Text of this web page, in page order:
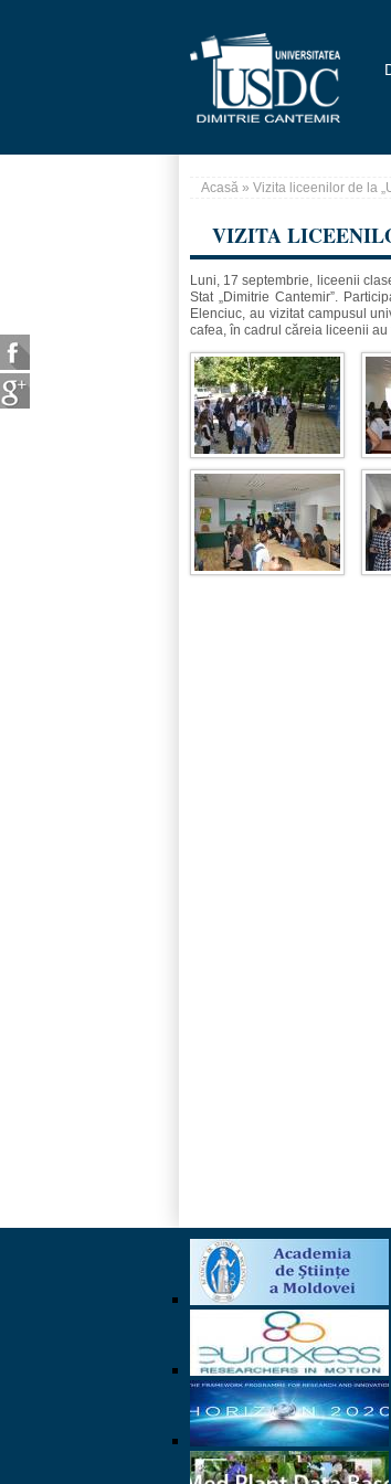
Acasă » Vizita liceenilor de la
VIZITA
Luni, 17 septembrie, liceenii
Stat „Dimitrie Cantemir”.
Elenciuc, au vizitat campusul
cafea, în cadrul căreia liceenii